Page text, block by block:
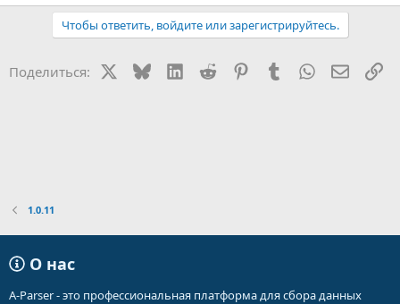
Чтобы ответить, войдите или зарегистрируйтесь.
Поделиться: BlueskyLinkedIn
Reddit PinterestTumblr WhatsApp
1.0.11
О нас
A-Parser - это профессиональная платформа для сбора данных